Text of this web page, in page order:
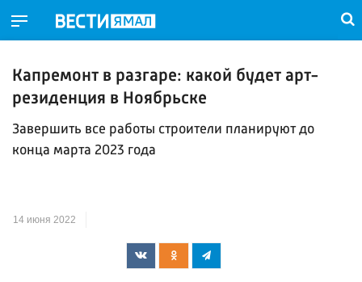
Капремонт в разгаре: какой будет арт-
резиденция в Ноябрьске
Завершить все работы строители планируют до
конца марта 2023 года
14 июня 2022